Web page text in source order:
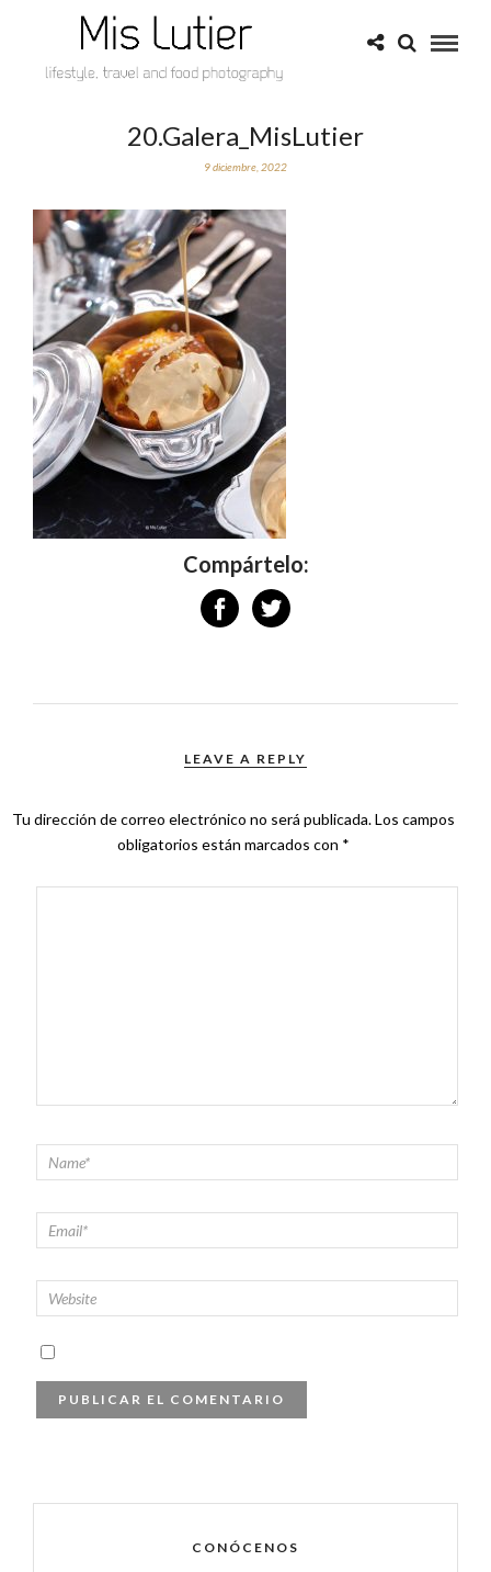
20.Galera_MisLutier
9 diciembre, 2022
Compártelo:
LEAVE A REPLY
Tu dirección de correo electrónico no será publicada.Los campos
obligatorios están marcados con *
CONÓCENOS